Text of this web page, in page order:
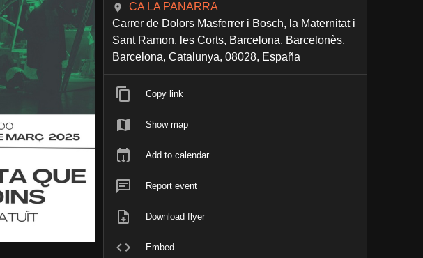
CA LA PANARRA
Carrer de Dolors Masferrer i Bosch, la Maternitat i
Sant Ramon, les Corts, Barcelona, Barcelonès,
Barcelona, Catalunya, 08028, España
Copy link
Show map
Add to calendar
Report event
Download flyer
Embed